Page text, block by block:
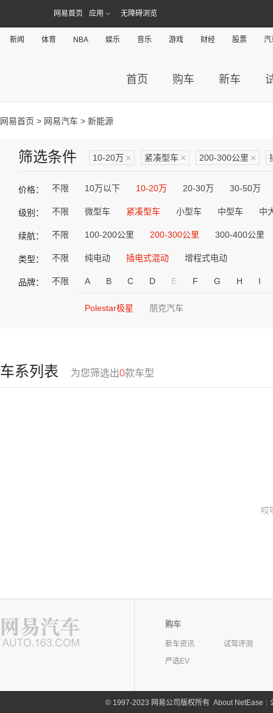
网易首页 应用 无障碍浏览
新闻 体育 NBA 娱乐 音乐 游戏 财经 股票 汽
首页 购车 新车
网易首页 > 网易汽车 > 新能源
筛选条件 10-20万 × 紧凑型车 × 200-300公里 ×
价格： 不限 10万以下 10-20万 20-30万 30-50万
级别： 不限 微型车 紧凑型车 小型车 中型车 中
续航： 不限 100-200公里 200-300公里 300-400公里
类型： 不限 纯电动 插电式混动 增程式电动
品牌： 不限 A B C D E F G H I
Polestar极星 朋克汽车
车系列表 为您筛选出0款车型
哎
购车
新车资讯
试驾评测
严选EV
©1997-2023 网易公司版权所有 About NetEase